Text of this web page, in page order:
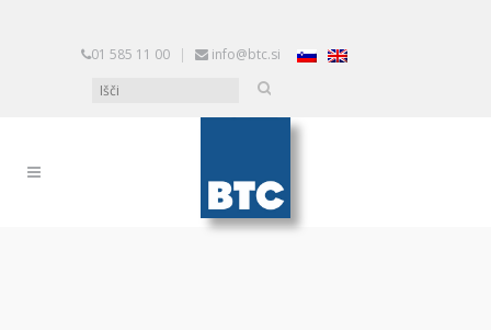
01 585 11 00 | info@btc.si